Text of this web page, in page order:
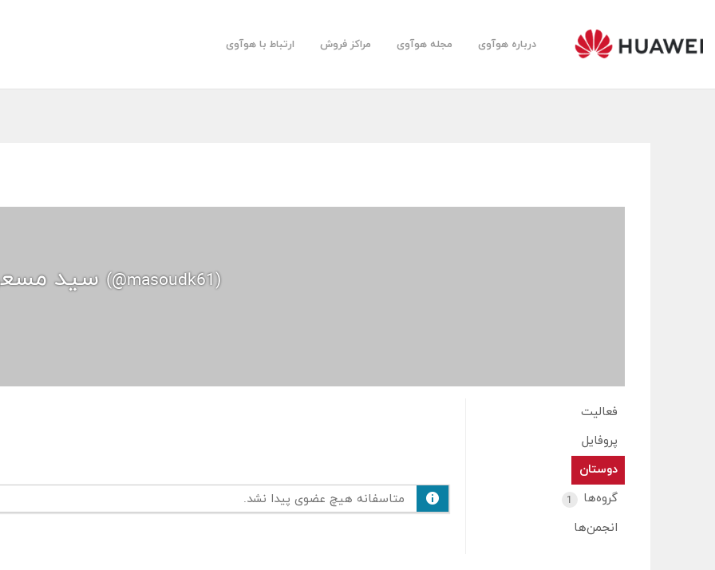
درباره هوآوی مجله هوآوی مراکز فروش ارتباط با هوآوی
سید مسعود کلانتریان (@masoudk61)
فعالیت
پروفایل
دوستان
گروه‌ها
1
انجمن‌ها
متاسفانه هیچ عضوی پیدا نشد.